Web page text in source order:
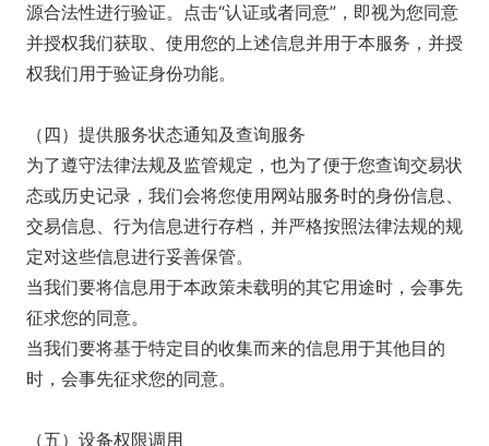
源合法性进行验证。点击“认证或者同意”，即视为您同意
并授权我们获取、使用您的上述信息并用于本服务，并授
权我们用于验证身份功能。
（四）提供服务状态通知及查询服务
为了遵守法律法规及监管规定，也为了便于您查询交易状
态或历史记录，我们会将您使用网站服务时的身份信息、
交易信息、行为信息进行存档，并严格按照法律法规的规
定对这些信息进行妥善保管。
当我们要将信息用于本政策未载明的其它用途时，会事先
征求您的同意。
当我们要将基于特定目的收集而来的信息用于其他目的
时，会事先征求您的同意。
（五）设备权限调用